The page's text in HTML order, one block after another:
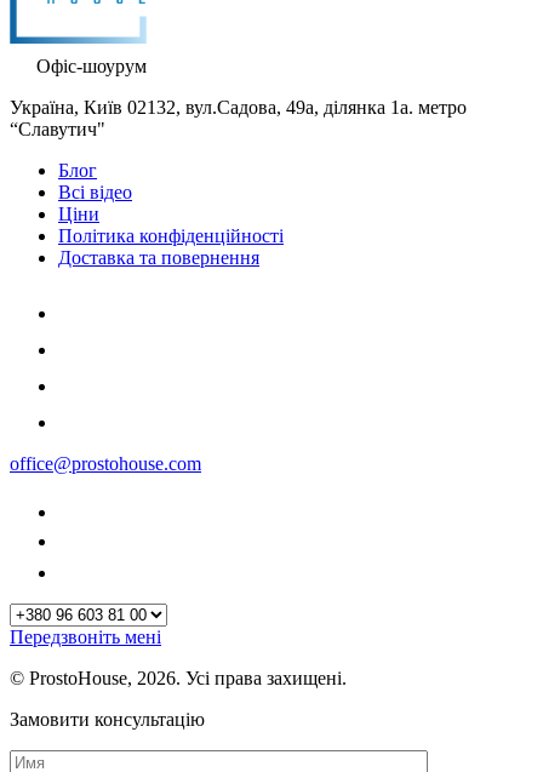
Офіс-шоурум
Україна, Київ 02132, вул.Садова, 49а, ділянка 1а. метро
“Славутич"
Блог
Всі відео
Ціни
Політика конфіденційності
Доставка та повернення
office@prostohouse.com
Передзвоніть мені
© ProstoHouse, 2026. Усі права захищені.
Замовити консультацію